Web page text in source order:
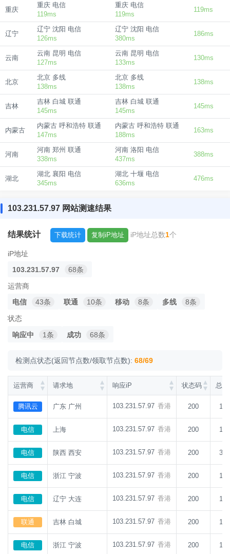
重庆
重庆 电信
119ms
重庆 电信
119ms
119ms
辽宁
辽宁 沈阳 电信
126ms
辽宁 沈阳 电信
380ms
186ms
云南
云南 昆明 电信
127ms
云南 昆明 电信
133ms
130ms
北京
北京 多线
138ms
北京 多线
138ms
138ms
吉林
吉林 白城 联通
145ms
吉林 白城 联通
145ms
145ms
内蒙古
内蒙古 呼和浩特 联通
147ms
内蒙古 呼和浩特 联通
188ms
163ms
河南
河南 郑州 联通
338ms
河南 洛阳 电信
437ms
388ms
湖北
湖北 襄阳 电信
345ms
湖北 十堰 电信
636ms
476ms
103.231.57.97 网站测速结果
结果统计 下载统计 复制iP地址 iP地址总数1个
iP地址
103.231.57.97
68条
运营商
电信
43条 联通 10条 移动 8条 多线
8条
状态
响应中
1条 成功 68条
检测点状态(返回节点数/领取节点数): 68/69
运营商 请求地 响应iP 状态码 总
腾讯云 广东 广州 103.231.57.97 香港 200
电信 上海 103.231.57.97 香港 200
电信 陕西 西安 103.231.57.97 香港 200
电信 浙江 宁波 103.231.57.97 香港 200
电信 辽宁 大连 103.231.57.97 香港 200
联通 吉林 白城 103.231.57.97 香港 200
电信 浙江 宁波 103.231.57.97 香港 200